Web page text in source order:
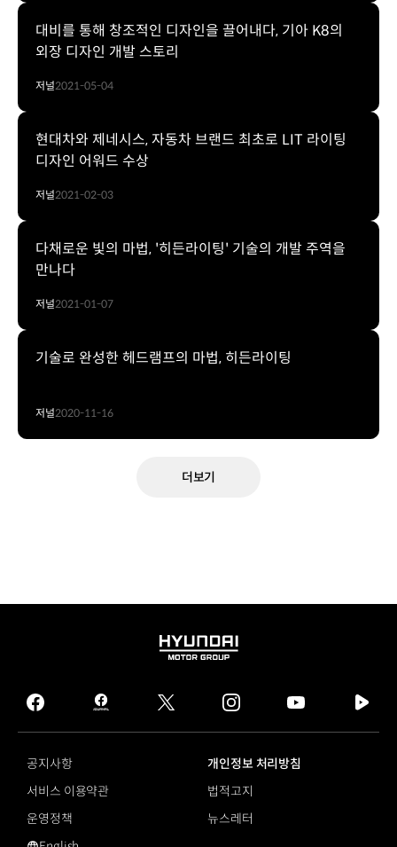
대비를 통해 창조적인 디자인을 끌어내다, 기아 K8의
외장 디자인 개발 스토리
저널2021-05-04
현대차와 제네시스, 자동차 브랜드 최초로 LIT 라이팅
디자인 어워드 수상
저널2021-02-03
다채로운 빛의 마법, '히든라이팅' 기술의 개발 주역을
만나다
저널2021-01-07
기술로 완성한 헤드램프의 마법, 히든라이팅
저널2020-11-16
더보기
HYUNDAI
GROUP
facebook
hmg
journal
twitter instagram
tv
공지사항
개인정보 처리방침
서비스 이용약관
법적고지
운영정책
뉴스레터